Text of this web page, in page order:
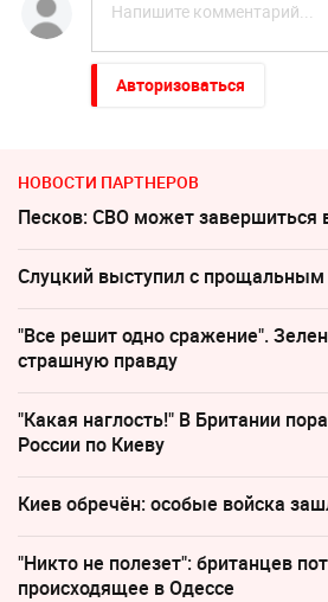
Авторизоваться
НОВОСТИ ПАРТНЕРОВ
Песков: СВО может
Слуцкий выступил с
"Все решит одно сражение".
страшную правду
"Какая наглость!" В Британии
России по Киеву
Киев обречён: особые войска
"Никто не полезет": британцев
происходящее в Одессе